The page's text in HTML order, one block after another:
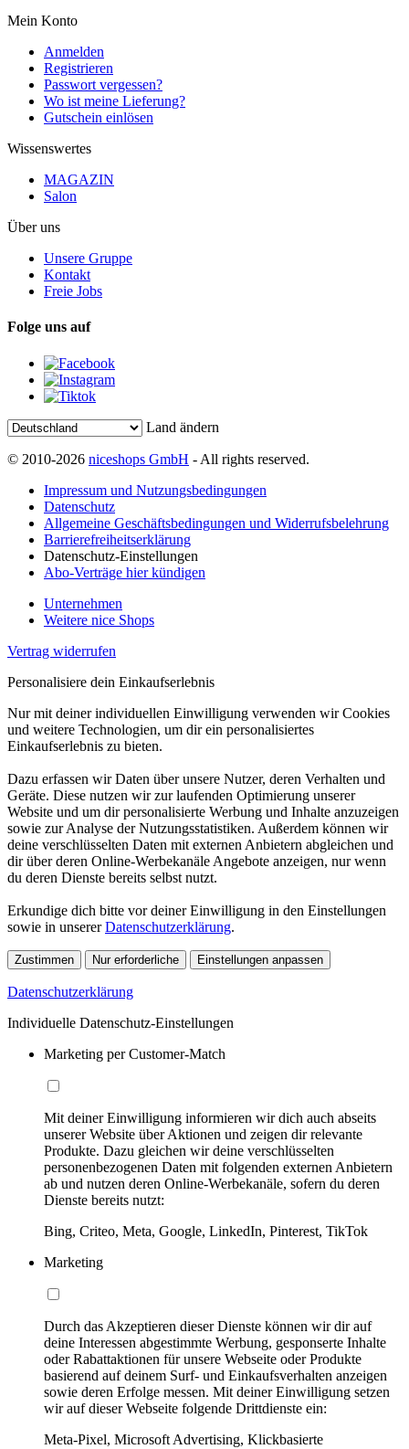
Mein Konto
Anmelden
Registrieren
Passwort vergessen?
Wo ist meine Lieferung?
Gutschein einlösen
Wissenswertes
MAGAZIN
Salon
Über uns
Unsere Gruppe
Kontakt
Freie Jobs
Folge uns auf
Land ändern
© 2010-2026 niceshops GmbH - All rights reserved.
Impressum und Nutzungsbedingungen
Datenschutz
Allgemeine Geschäftsbedingungen und Widerrufsbelehrung
Barrierefreiheitserklärung
Datenschutz-Einstellungen
Abo-Verträge hier kündigen
Unternehmen
Weitere nice Shops
Vertrag widerrufen
Personalisiere dein Einkaufserlebnis
Nur mit deiner individuellen Einwilligung verwenden wir Cookies
und weitere Technologien, um dir ein personalisiertes
Einkaufserlebnis zu bieten.
Dazu erfassen wir Daten über unsere Nutzer, deren Verhalten und
Geräte. Diese nutzen wir zur laufenden Optimierung unserer
Website und um dir personalisierte Werbung und Inhalte anzuzeigen
sowie zur Analyse der Nutzungsstatistiken. Außerdem können wir
deine verschlüsselten Daten mit externen Anbietern abgleichen und
dir über deren Online-Werbekanäle Angebote anzeigen, nur wenn
du deren Dienste bereits selbst nutzt.
Erkundige dich bitte vor deiner Einwilligung in den Einstellungen
sowie in unsererDatenschutzerklärung.
Zustimmen Nur erforderliche Einstellungen anpassen
Datenschutzerklärung
Individuelle Datenschutz-Einstellungen
Marketing per Customer-Match
Mit deiner Einwilligung informieren wir dich auch abseits
unserer Website über Aktionen und zeigen dir relevante
Produkte. Dazu gleichen wir deine verschlüsselten
personenbezogenen Daten mit folgenden externen Anbietern
ab und nutzen deren Online-Werbekanäle, sofern du deren
Dienste bereits nutzt:
Bing, Criteo, Meta, Google, LinkedIn, Pinterest, TikTok
Marketing
Durch das Akzeptieren dieser Dienste können wir dir auf
deine Interessen abgestimmte Werbung, gesponserte Inhalte
oder Rabattaktionen für unsere Webseite oder Produkte
basierend auf deinem Surf- und Einkaufsverhalten anzeigen
sowie deren Erfolge messen. Mit deiner Einwilligung setzen
wir auf dieser Webseite folgende Drittdienste ein:
Meta-Pixel, Microsoft Advertising, Klickbasierte